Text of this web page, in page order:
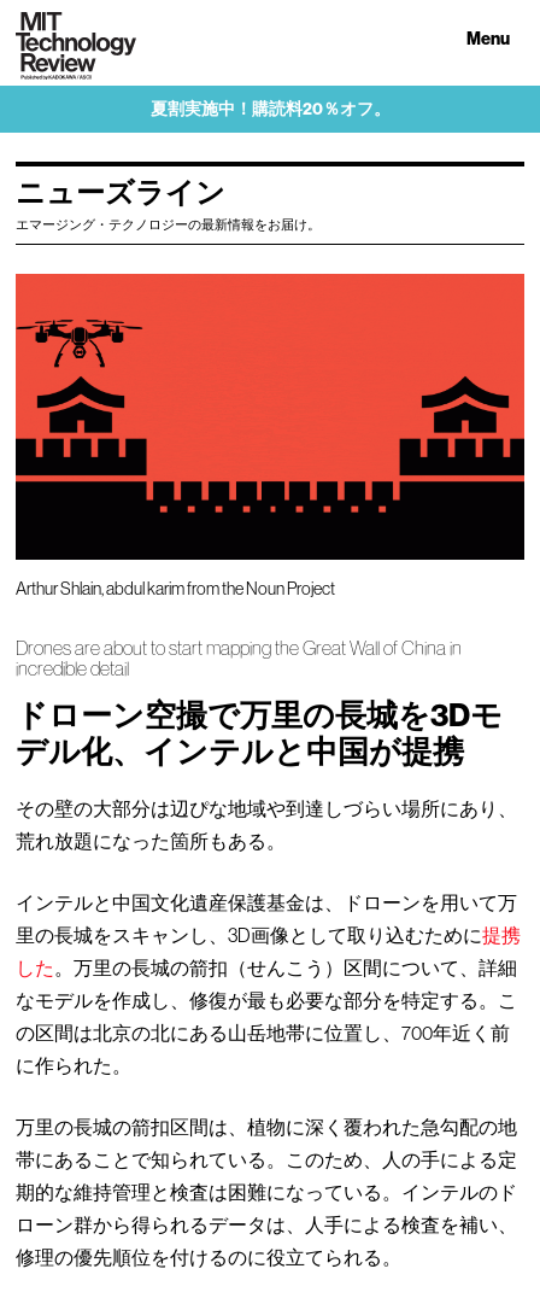
Menu
夏割実施中！購読料20％オフ。
ニューズライン
エマージング・テクノロジーの最新情報をお届け。
Arthur Shlain, abdul karim from the Noun Project
Drones are about to start mapping the Great Wall of China in
incredible detail
ドローン空撮で万里の長城を3Dモ
デル化、インテルと中国が提携
その壁の大部分は辺ぴな地域や到達しづらい場所にあり、
荒れ放題になった箇所もある。
インテルと中国文化遺産保護基金は、ドローンを用いて万
里の長城をスキャンし、3D画像として取り込むために提携
した
。万里の長城の箭扣（せんこう）区間について、詳細
なモデルを作成し、修復が最も必要な部分を特定する。こ
の区間は北京の北にある山岳地帯に位置し、700年近く前
に作られた。
万里の長城の箭扣区間は、植物に深く覆われた急勾配の地
帯にあることで知られている。このため、人の手による定
期的な維持管理と検査は困難になっている。インテルのド
ローン群から得られるデータは、人手による検査を補い、
修理の優先順位を付けるのに役立てられる。